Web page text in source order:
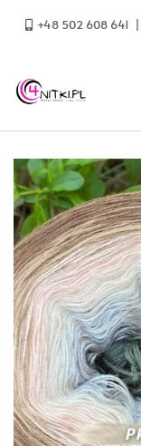
+48 502 608 641